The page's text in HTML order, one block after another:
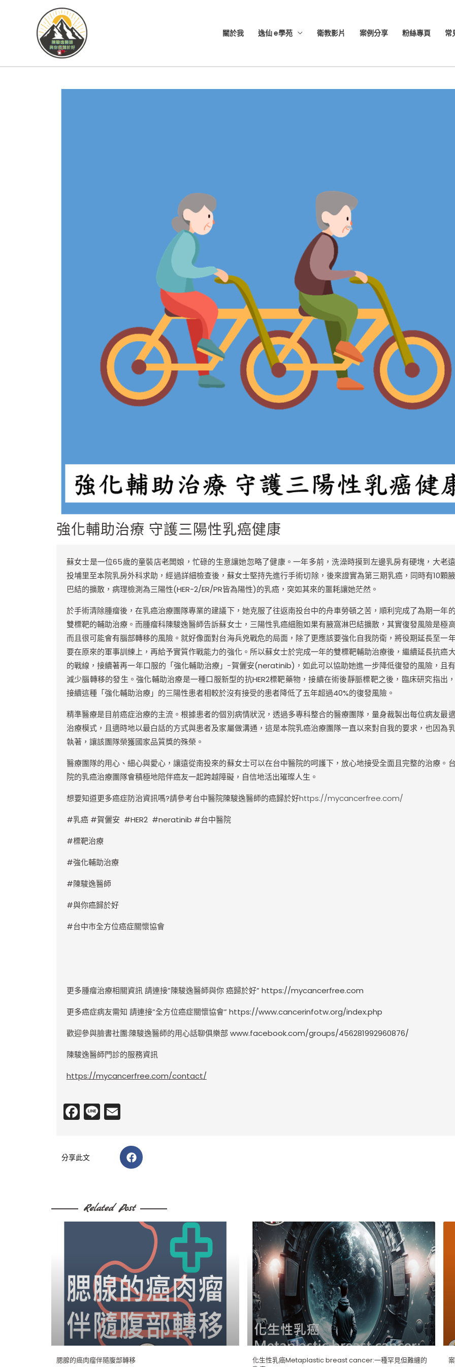
關於我 逸仙 e學苑 衛教影片 案例分享 粉絲專頁 常
強化輔助治療 守護三陽性乳癌健康
蘇女士是一位65歲的童裝店老闆娘，忙碌的生意讓她忽略了健康。一年多前，洗澡時摸到左邊乳房有硬塊，大老
投埔里至本院乳房外科求助，經過詳細檢查後，蘇女士堅持先進行手術切除，後來證實為第三期乳癌，同時有10顆
巴結的擴散，病理檢測為三陽性(HER-2/ER/PR皆為陽性)的乳癌，突如其來的噩耗讓她茫然。
於手術清除腫瘤後，在乳癌治療團隊專業的建議下，她克服了往返南投台中的舟車勞頓之苦，順利完成了為期一年
雙標靶的輔助治療。而腫瘤科陳駿逸醫師告訴蘇女士，三陽性乳癌細胞如果有腋窩淋巴結擴散，其實復發風險是極
而且很可能會有腦部轉移的風險。就好像面對台海兵兇戰危的局面，除了更應該要強化自我防衛，將役期延長至一
要在原來的軍事訓練上，再給予實質作戰能力的強化。所以蘇女士於完成一年的雙標靶輔助治療後，繼續延長抗癌
的戰線，接續著再一年口服的「強化輔助治療」-賀儷安(neratinib)，如此可以協助她進一步降低復發的風險，且
減少腦轉移的發生。強化輔助治療是一種口服新型的抗HER2標靶藥物，接續在術後靜脈標靶之後，臨床研究指出
接續這種「強化輔助治療」的三陽性患者相較於沒有接受的患者降低了五年超過40%的復發風險。
精準醫療是目前癌症治療的主流。根據患者的個別病情狀況，透過多專科整合的醫療團隊，量身裁製出每位病友最
治療模式，且適時地以最白話的方式與患者及家屬做溝通，這是本院乳癌治療團隊一直以來對自我的要求，也因為
執著，讓該團隊榮獲國家品質獎的殊榮。
醫療團隊的用心、細心與愛心，讓遠從南投來的蘇女士可以在台中醫院的呵護下，放心地接受全面且完整的治療。
院的乳癌治療團隊會積極地陪伴癌友一起跨越障礙，自信地活出璀璨人生。
想要知道更多癌症防治資訊嗎?請參考台中醫院陳駿逸醫師的癌歸於好https://mycancerfree.com/
#乳癌 #賀儷安 #HER2 #neratinib #台中醫院
#標靶治療
#強化輔助治療
#陳駿逸醫師
#與你癌歸於好
#台中市全方位癌症關懷協會
更多腫瘤治療相關資訊 請連接”陳駿逸醫師與你 癌歸於好” https://mycancerfree.com
更多癌症病友需知 請連接”全方位癌症關懷協會” https://www.cancerinfotw.org/index.php
歡迎參與臉書社團:陳駿逸醫師的用心話聊俱樂部 www.facebook.com/groups/456281992960876/
陳駿逸醫師門診的服務資訊
https://mycancerfree.com/contact/
Facebook
LineEmail
分享此文
Related Post​
腮腺的癌肉瘤伴隨腹部轉移
化生性乳癌Metaplastic breast cancer:一種罕見但難纏的